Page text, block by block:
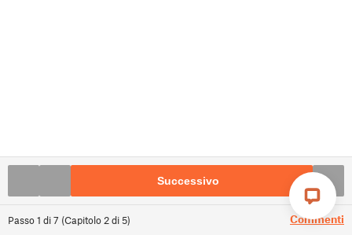
Passo1 di7 (Capitolo 2di 5) Commenti
Successivo